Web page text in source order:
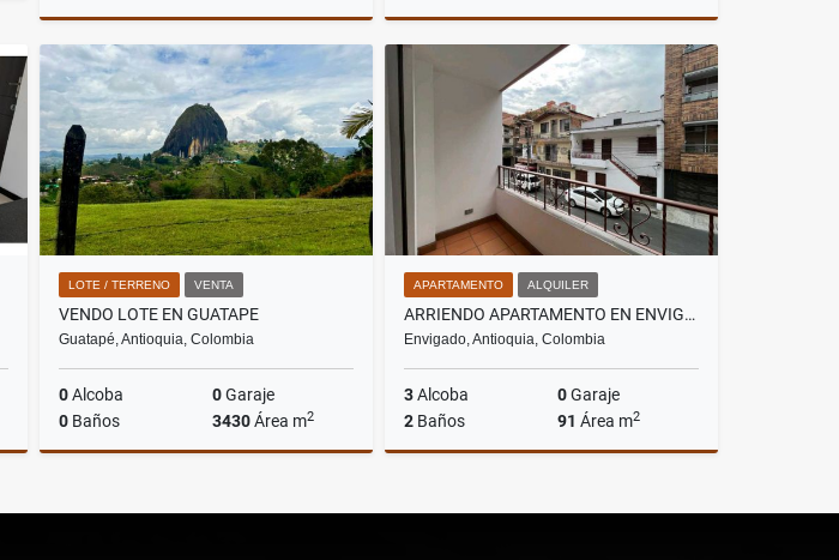
Venta
$2.240.000.000
Alquiler
$3.492.000
LOTE / TERRENO VENTA
VENDO LOTE EN GUATAPE
Guatapé, Antioquia, Colombia
0Alcoba 0Garaje
0 Baños 3430Área m2
$500.000.000
APARTAMENTO ALQUILER
ARRIENDO APARTAMENTO EN ENVIGADO BARRIO MESA
Envigado, Antioquia, Colombia
3Alcoba 0Garaje
2 Baños 91 Área m2
$2.750.000